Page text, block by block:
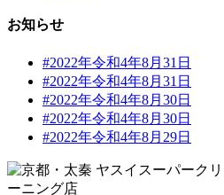
お知らせ
#2022年令和4年8月31日
#2022年令和4年8月31日
#2022年令和4年8月30日
#2022年令和4年8月30日
#2022年令和4年8月29日